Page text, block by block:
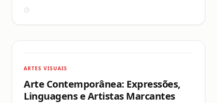
ARTES VISUAIS
Arte Contemporânea: Expressões,
Linguagens e Artistas Marcantes